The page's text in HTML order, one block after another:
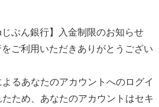
じぶん銀行】入金制限のお知らせ
ご利用いただきありがとうござい
るあなたのアカウントへのログイ
ため、あなたのアカウントはセキ